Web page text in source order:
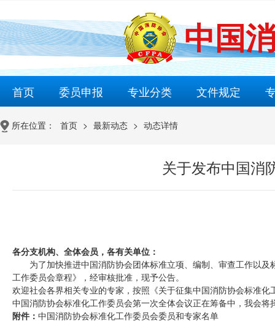
中国
首页 委员申报 专业分类 文件规定
所在位置： 首页 > 最新动态 > 动态详情
关于发布中国消
各分支机构、全体会员，各有关单位：
为了加快推进中国消防协会团体标准立项、编制、审查工作以及
工作委员会章程》，经审核批准，现予公告。
欢迎社会各界相关专业的专家，按照《关于征集中国消防协会标准
中国消防协会标准化工作委员会第一次全体会议正在筹备中，我会将
附件： 中国消防协会标准化工作委员会委员和专家名单